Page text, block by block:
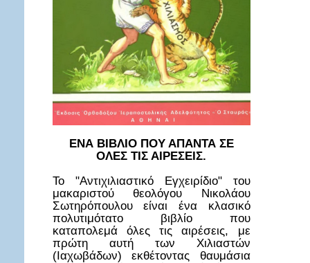
ΕΝΑ ΒΙΒΛΙΟ ΠΟΥ ΑΠΑΝΤΑ ΣΕ
ΟΛΕΣ ΤΙΣ ΑΙΡΕΣΕΙΣ.
Το "Αντιχιλιαστικό Εγχειρίδιο" του
μακαριστού θεολόγου Νικολάου
Σωτηρόπουλου είναι ένα κλασικό
πολυτιμότατο βιβλίο που
καταπολεμά όλες τις αιρέσεις, με
πρώτη αυτή των Χιλιαστών
(Ιαχωβάδων) εκθέτοντας θαυμάσια